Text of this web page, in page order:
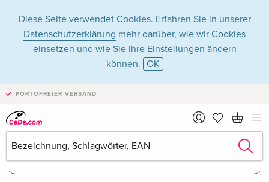
Diese Seite verwendet Cookies. Erfahren Sie in unserer
Datenschutzerklärung mehr darüber, wie wir Cookies
einsetzen und wie Sie Ihre Einstellungen ändern
können. OK
PORTOFREIER VERSAND
Giovanni Ribisi